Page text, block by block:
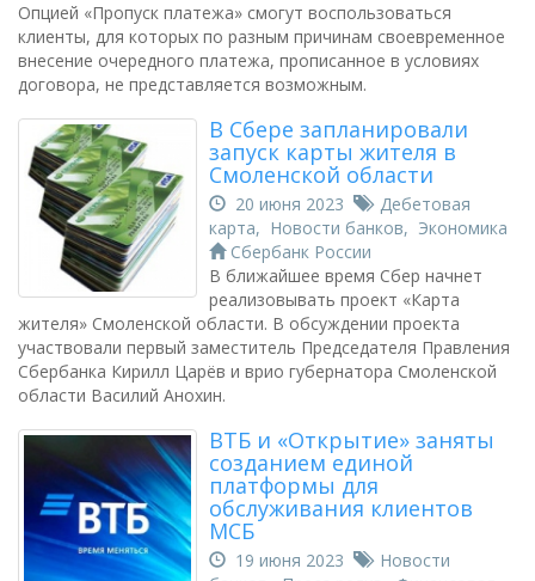
Опцией «Пропуск платежа» смогут воспользоваться
клиенты, для которых по разным причинам своевременное
внесение очередного платежа, прописанное в условиях
договора, не представляется возможным.
В Сбере запланировали
запуск карты жителя в
Смоленской области
20 июня 2023
Дебетовая
карта, Новости банков, Экономика
Сбербанк России
В ближайшее время Сбер начнет
реализовывать проект «Карта
жителя» Смоленской области. В обсуждении проекта
участвовали первый заместитель Председателя Правления
Сбербанка Кирилл Царёв и врио губернатора Смоленской
области Василий Анохин.
ВТБ и «Открытие» заняты
созданием единой
платформы для
обслуживания клиентов
МСБ
19 июня 2023
Новости